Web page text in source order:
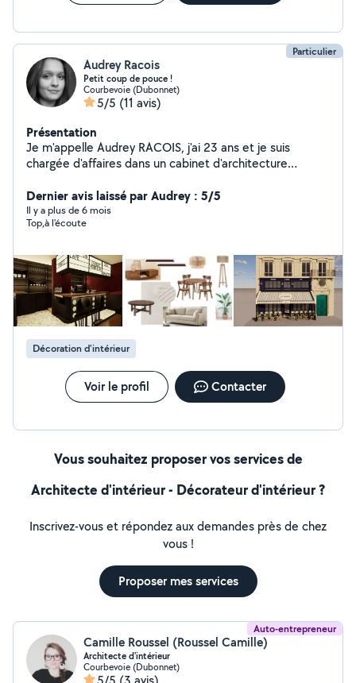
Particulier
Audrey Racois
Petit coup de pouce !
Courbevoie (Dubonnet)
5/5 (11 avis)
Présentation
Je m'appelle Audrey RACOIS, j'ai 23 ans et je suis
chargée d'affaires dans un cabinet d'architecture
afin d'arrondir mes fins de mois et d'aider des personnes
dans les domaines suivants: Architecture: -réalisation de
plan 2D/3D -réalisation de planning de chantier +
d'enfants occasionnelle -grand ménage (lavage des sols,
vitres, vaisselles, linge, repassage...) disponible
uniquement les weekend -repassage (à mon domicile) -
préparation de repas régulier (meal prep) -réalisation de
gâteaux (amateur) Si vous êtes intéressé par une de
ces prestations n'hésitez pas à me contacter !
Dernier avis laissé par Audrey : 5/5
Il y a plus de 6 mois
Top,à l'écoute
Décoration d'intérieur
Voir le profil Contacter
Vous souhaitez proposer vos services de
Architecte d'intérieur - Décorateur d'intérieur ?
Inscrivez-vous et répondez aux demandes près de chez
vous !
Proposer mes services
Auto-entrepreneur
Camille Roussel (Roussel Camille)
Architecte d'intérieur
Courbevoie (Dubonnet)